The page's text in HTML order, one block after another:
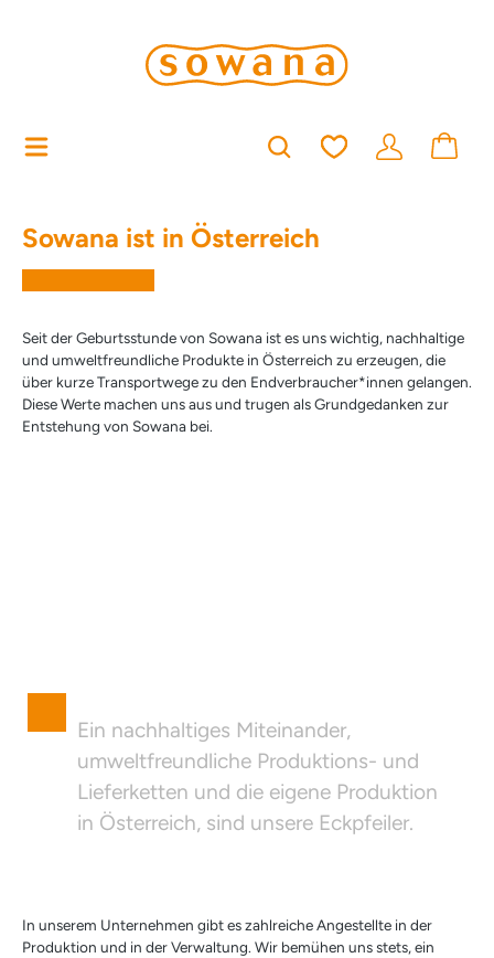
Du hast 0
Sowana ist in Österreich
Seit der Geburtsstunde von Sowana ist es uns wichtig, nachhaltige
und umweltfreundliche Produkte in Österreich zu erzeugen, die
über kurze Transportwege zu den Endverbraucher*innen gelangen.
Diese Werte machen uns aus und trugen als Grundgedanken zur
Entstehung von Sowana bei.
Ein nachhaltiges Miteinander,
umweltfreundliche Produktions- und
Lieferketten und die eigene Produktion
in Österreich, sind unsere Eckpfeiler.
In unserem Unternehmen gibt es zahlreiche Angestellte in der
Produktion und in der Verwaltung. Wir bemühen uns stets, ein